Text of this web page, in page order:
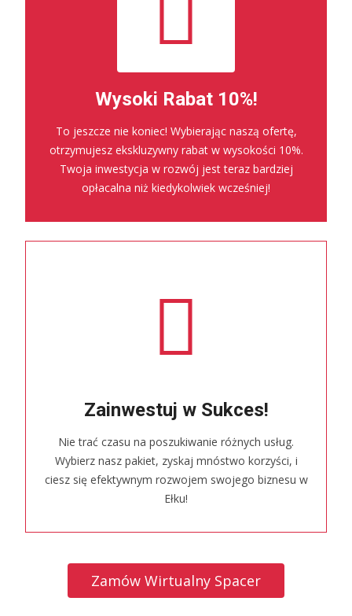
Wysoki Rabat 10%!
To jeszcze nie koniec! Wybierając naszą ofertę,
otrzymujesz ekskluzywny rabat w wysokości 10%.
Twoja inwestycja w rozwój jest teraz bardziej
opłacalna niż kiedykolwiek wcześniej!
Zainwestuj w Sukces!
Nie trać czasu na poszukiwanie różnych usług.
Wybierz nasz pakiet, zyskaj mnóstwo korzyści, i
ciesz się efektywnym rozwojem swojego biznesu w
Ełku!
Zamów Wirtualny Spacer